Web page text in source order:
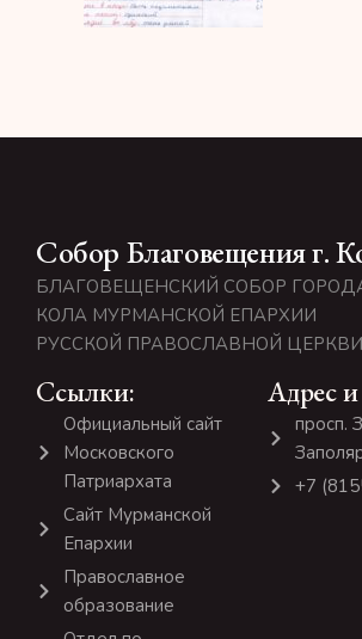
Собор Благовещения г.
БЛАГОВЕЩЕНСКИЙ СОБОР
КОЛА МУРМАНСКОЙ ЕПАРХИИ
РУССКОЙ ПРАВОСЛАВНОЙ
Ссылки:
Официальный сайт
Московского
Патриархата
Сайт Мурманской
Епархии
Православное
образование
Адрес
просп.
+7